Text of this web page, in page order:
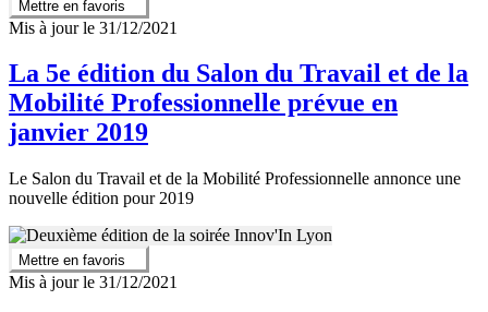
Mettre en favoris
Mis à jour le 31/12/2021
La 5e édition du Salon du Travail et de la
Mobilité Professionnelle prévue en
janvier 2019
Le Salon du Travail et de la Mobilité Professionnelle annonce une
nouvelle édition pour 2019
Mettre en favoris
Mis à jour le 31/12/2021